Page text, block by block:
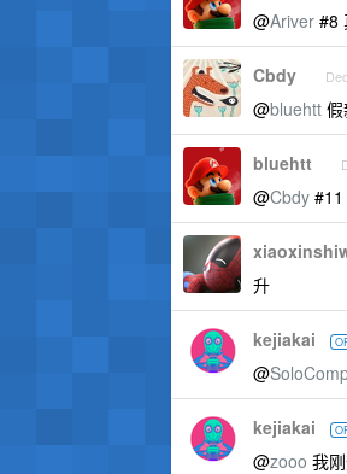
@Ariver #8
Cbdy
@bluehtt
bluehtt
@Cbdy #11
升
kejiakai
@
kejiakai
@zooo 我